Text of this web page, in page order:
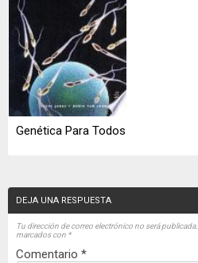
Genética Para Todos
DEJA UNA RESPUESTA
Tu dirección de correo electrónico no será publicada.
marcados con *
Comentario *